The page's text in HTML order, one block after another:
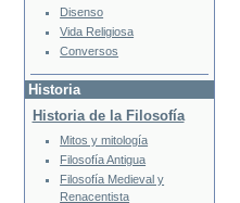
Disenso
Vida Religiosa
Conversos
Historia
Historia de la Filosofía
Mitos y mitología
Filosofía Antigua
Filosofía Medieval y
Renacentista